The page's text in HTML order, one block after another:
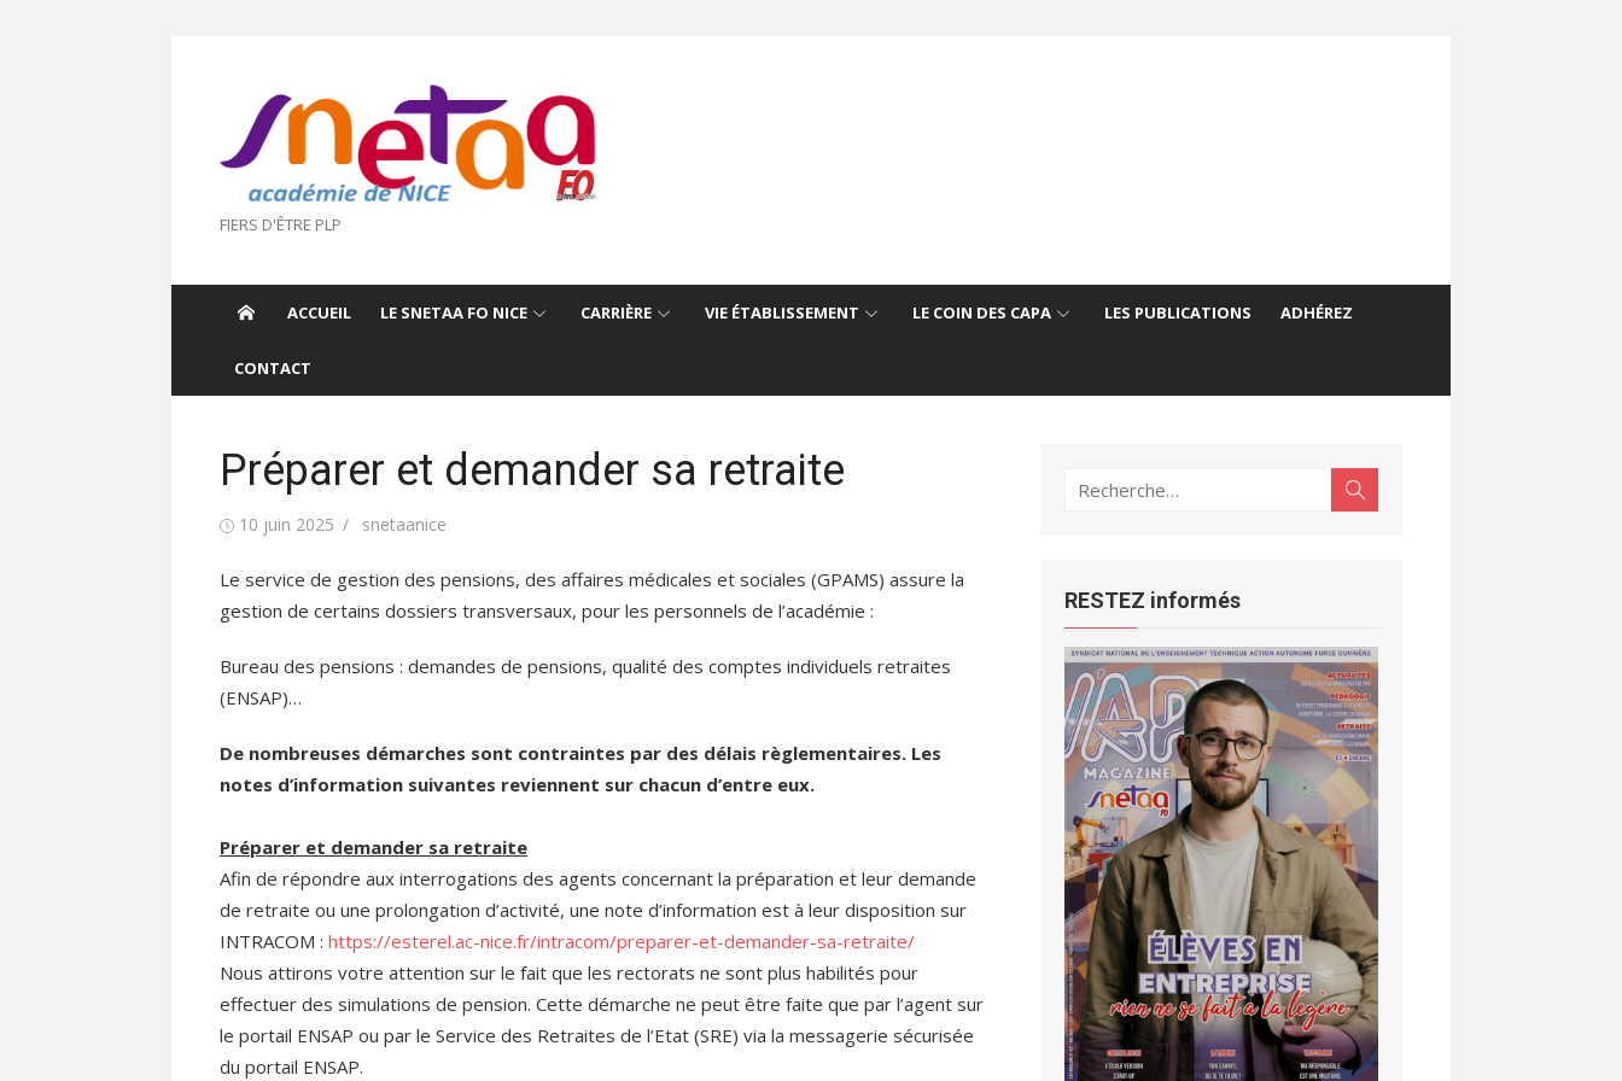
FIERS D'ÊTRE PLP
ACCUEIL LE SNETAA FO NICE CARRIÈRE VIE ÉTABLISSEMENT LE COIN DES CAPA LES PUBLICATIONS ADHÉREZ
CONTACT
Préparer et demander sa retraite
Publié10 juin 2025 Auteur/autrice
snetaanice
Le service de gestion des pensions, des affaires médicales et sociales (GPAMS) assure la
gestion de certains dossiers transversaux, pour les personnels de l’académie :
Bureau des pensions : demandes de pensions, qualité des comptes individuels retraites
(ENSAP)…
De nombreuses démarches sont contraintes par des délais règlementaires. Les
notes d’information suivantes reviennent sur chacun d’entre eux.
Préparer et demander sa retraite
Afin de répondre aux interrogations des agents concernant la préparation et leur demande
de retraite ou une prolongation d’activité, une note d’information est à leur disposition sur
INTRACOM : https://esterel.ac-nice.fr/intracom/preparer-et-demander-sa-retraite/
Nous attirons votre attention sur le fait que les rectorats ne sont plus habilités pour
effectuer des simulations de pension. Cette démarche ne peut être faite que par l’agent sur
le portail ENSAP ou par le Service des Retraites de l’Etat (SRE) via la messagerie sécurisée
du portail ENSAP.
Recherche
RESTEZ informés